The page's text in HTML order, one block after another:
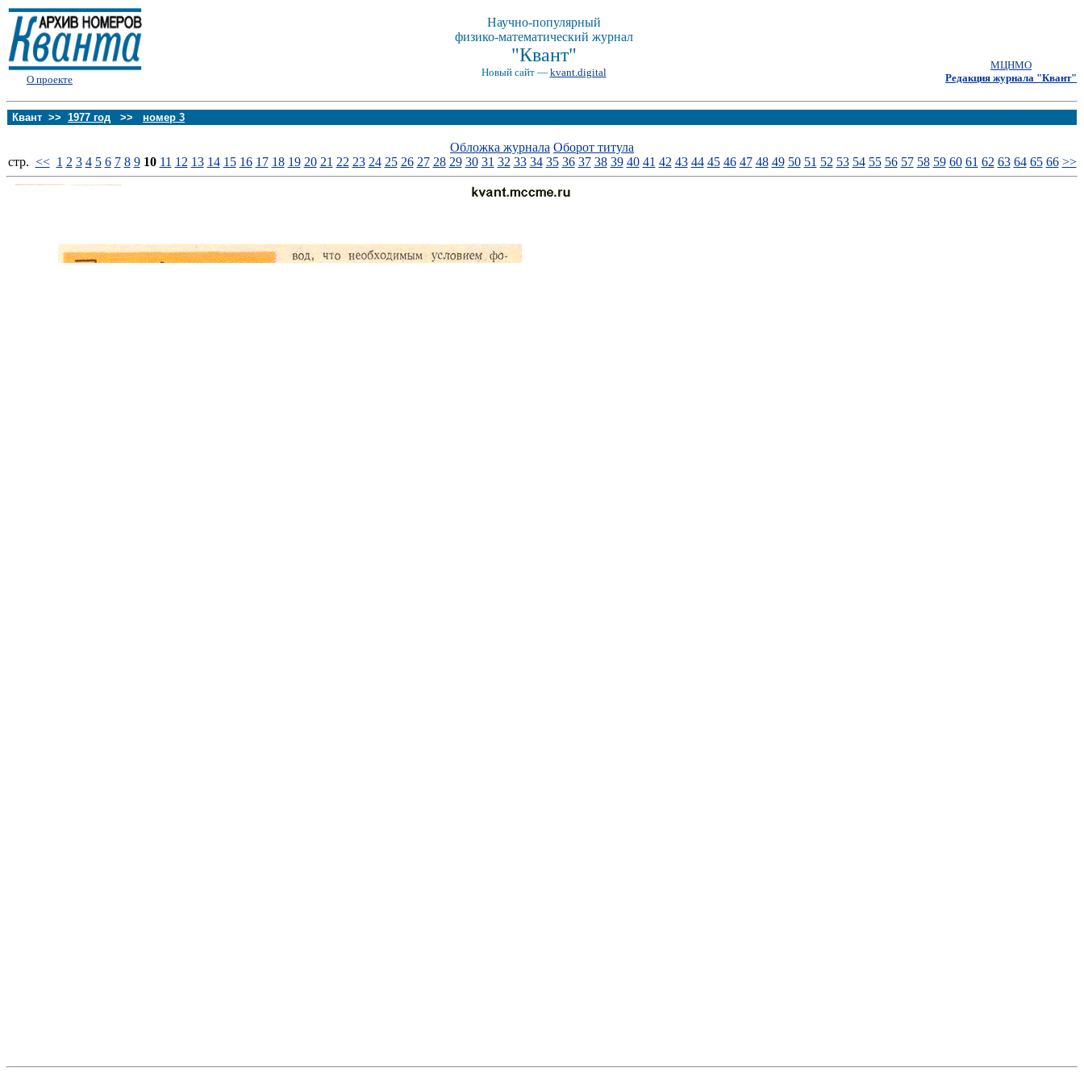
О проекте
Научно-популярный
физико-математический журнал
"Квант"
Новый сайт — kvant.digital
МЦНМО
Редакция журнала "Квант"
Квант >> 1977 год >> номер 3
Обложка журнала Оборот титула
стp. << 1 2 3 4 5 6 7 8 9 10 11 12 13 14 15 16 17 18 19 20 21 22 23 24 25 26 27 28 29 30 31 32 33 34 35 36 37 38 39 40 41 42 43 44 45 46 47 48 49 50 51 52 53 54 55 56 57 58 59 60 61 62 63 64 65 66 >>